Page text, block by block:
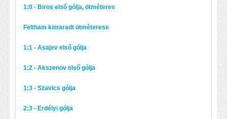
1:0 - Biros első gólja, ötméteres
Feltham kimaradt ötméterese
1:1 - Asajev első gólja
1:2 - Akszenov első gólja
1:3 - Szavics gólja
2:3 - Erdélyi gólja